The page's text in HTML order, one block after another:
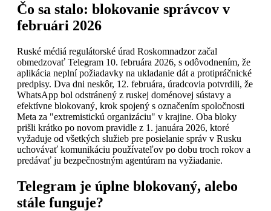
Čo sa stalo: blokovanie správcov v
februári 2026
Ruské médiá regulátorské úrad Roskomnadzor začal
obmedzovať Telegram 10. februára 2026, s odôvodnením, že
aplikácia neplní požiadavky na ukladanie dát a protipráčnické
predpisy. Dva dni neskôr, 12. februára, úradcovia potvrdili, že
WhatsApp bol odstránený z ruskej doménovej sústavy a
efektívne blokovaný, krok spojený s označením spoločnosti
Meta za "extremistickú organizáciu" v krajine. Oba bloky
prišli krátko po novom pravidle z 1. januára 2026, ktoré
vyžaduje od všetkých služieb pre posielanie správ v Rusku
uchovávať komunikáciu používateľov po dobu troch rokov a
predávať ju bezpečnostným agentúram na vyžiadanie.
Telegram je úplne blokovaný, alebo
stále funguje?